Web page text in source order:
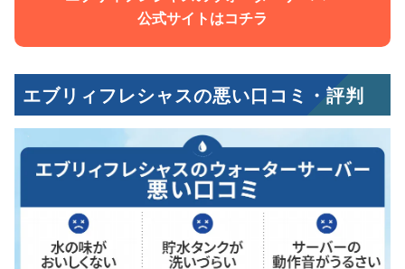
公式サイトはコチラ
エブリィフレシャスの悪い口コミ・評判